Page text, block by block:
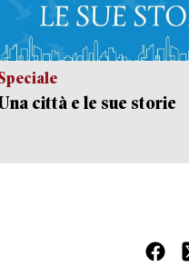
città e le sue storie